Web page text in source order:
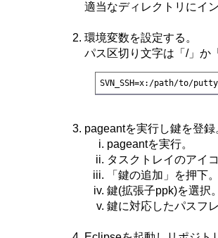
適当なディレクトリにイ
環境変数を設定する。
パス区切り文字は「/」か
SVN_SSH=x:/path/to/
pageantを実行し鍵を登録
pageantを実行。
タスクトレイのアイ
「鍵の追加」を押下
鍵(拡張子ppk)を選択
鍵に対応したパスフ